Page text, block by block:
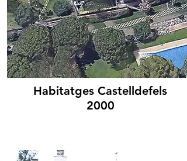
Habitatges Castelldefels
2000